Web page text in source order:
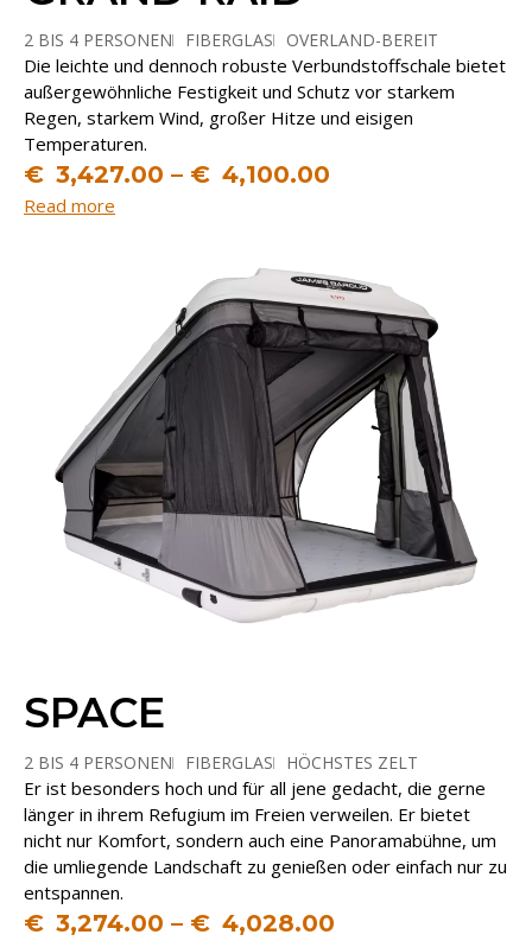
2 BIS 4 PERSONEN FIBERGLAS
OVERLAND-BEREIT
STAURAUM
Die leichte und dennoch robuste Verbundstoffschale bietet
außergewöhnliche Festigkeit und Schutz vor starkem
Regen, starkem Wind, großer Hitze und eisigen
Temperaturen.
€ 3,427.00 – € 4,100.00
Read more
SPACE
2 BIS 4 PERSONEN FIBERGLAS
HÖCHSTES ZELT
KOMFORTABLER INNENRAUM
Er ist besonders hoch und für all jene gedacht, die gerne
länger in ihrem Refugium im Freien verweilen. Er bietet
nicht nur Komfort, sondern auch eine Panoramabühne, um
die umliegende Landschaft zu genießen oder einfach nur zu
entspannen.
€ 3,274.00 – € 4,028.00